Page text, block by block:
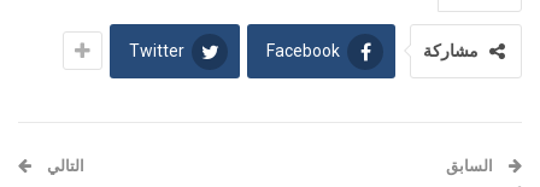
مشاركة Facebook
Twitter
السابق التالي